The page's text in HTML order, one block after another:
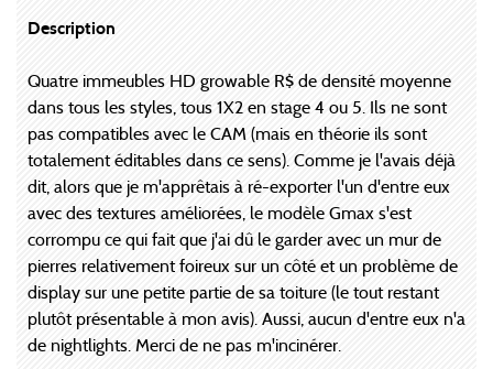
Description
Quatre immeubles HD growable R$ de densité moyenne
dans tous les styles, tous 1X2 en stage 4 ou 5. Ils ne sont
pas compatibles avec le CAM (mais en théorie ils sont
totalement éditables dans ce sens). Comme je l'avais déjà
dit, alors que je m'apprêtais à ré-exporter l'un d'entre eux
avec des textures améliorées, le modèle Gmax s'est
corrompu ce qui fait que j'ai dû le garder avec un mur de
pierres relativement foireux sur un côté et un problème de
display sur une petite partie de sa toiture (le tout restant
plutôt présentable à mon avis). Aussi, aucun d'entre eux n'a
de nightlights. Merci de ne pas m'incinérer.